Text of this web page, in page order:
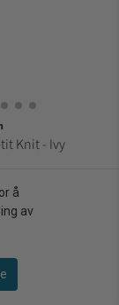
Knit - Ivy
å
av